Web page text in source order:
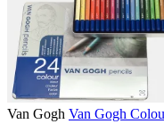
Van Gogh Van Gogh